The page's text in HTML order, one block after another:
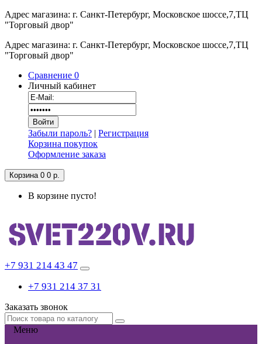
Адрес магазина: г. Санкт-Петербург, Московское шоссе,7,ТЦ
"Торговый двор"
Адрес магазина: г. Санкт-Петербург, Московское шоссе,7,ТЦ
"Торговый двор"
Сравнение 0
Личный кабинет
Забыли пароль? | Регистрация
Корзина покупок
Оформление заказа
Корзина 0 0 р.
В корзине пусто!
+7 931 214 43 47
+7 931 214 37 31
Заказать звонок
Меню